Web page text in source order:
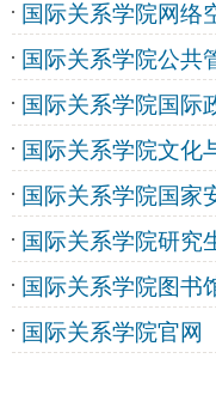
国际关系学院网络
国际关系学院公共
国际关系学院国际
国际关系学院文化
国际关系学院国家
国际关系学院研究
国际关系学院图书
国际关系学院官网